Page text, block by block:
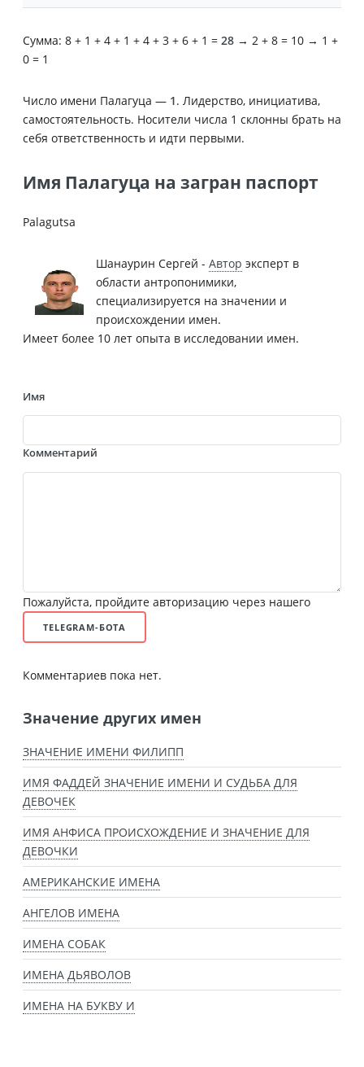
Сумма: 8 + 1 + 4 + 1 + 4 + 3 + 6 + 1 = 28 → 2 + 8 = 10 → 1 +
0 = 1
Число имени Палагуца — 1. Лидерство, инициатива,
самостоятельность. Носители числа 1 склонны брать на
себя ответственность и идти первыми.
Имя Палагуца на загран паспорт
Palagutsa
Шанаурин Сергей - Автор эксперт в
области антропонимики,
специализируется на значении и
происхождении имен.
Имеет более 10 лет опыта в исследовании имен.
Имя
Комментарий
Пожалуйста, пройдите авторизацию через нашего
TELEGRAM-БОТА
Комментариев пока нет.
Значение других имен
ЗНАЧЕНИЕ ИМЕНИ ФИЛИПП
ИМЯ ФАДДЕЙ ЗНАЧЕНИЕ ИМЕНИ И СУДЬБА ДЛЯ
ДЕВОЧЕК
ИМЯ АНФИСА ПРОИСХОЖДЕНИЕ И ЗНАЧЕНИЕ ДЛЯ
ДЕВОЧКИ
АМЕРИКАНСКИЕ ИМЕНА
АНГЕЛОВ ИМЕНА
ИМЕНА СОБАК
ИМЕНА ДЬЯВОЛОВ
ИМЕНА НА БУКВУ И